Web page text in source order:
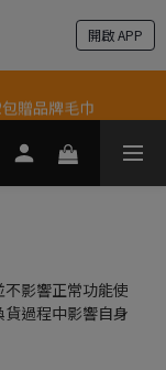
開啟 APP
金回饋
95折優惠！
贈品牌毛巾
金回饋
影響正常功能使
過程中影響自身